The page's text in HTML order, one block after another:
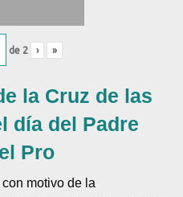
de 2 › »
la Cruz de las
día del Padre
Pro
motivo de la